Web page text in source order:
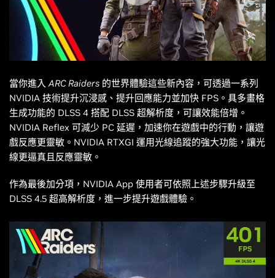
當你進入ARC Raiders 的世界體驗這些新內容，可透過一系列
NVIDIA 技術提升沉浸感、提升回應能力並加快 FPS。具多畫格
生成功能的 DLSS 4 搭配 DLSS 超解析度，可讓效能倍增。
NVIDIA Reflex 可減少 PC 延遲，加速你在遊戲中的行動，讓遊
戲反應更靈敏。NVIDIA RTXGI 運用光線追蹤的強大功能，讓光
線更逼真且反應靈敏。
作為最後加分項，NVIDIA App 使用者可依照上述步驟升級至
DLSS 4.5 超高解析度，進一步提升遊戲體驗。